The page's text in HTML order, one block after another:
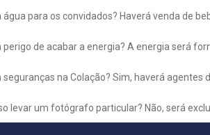
água para os convidados? Haverá venda de
perigo de acabar a energia? A energia será
seguranças na Colação? Sim, haverá agentes
levar um fotógrafo particular? Não, será